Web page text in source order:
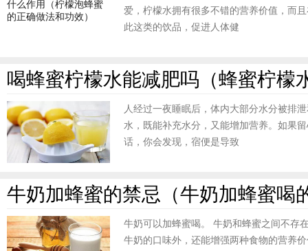
爱，柠檬水拥有很多不错的营养价值，而
此这类的饮品，促进人体健
喝蜂蜜柠檬水能减肥吗（蜂蜜柠檬
人经过一夜睡眠后，体内大部分水分被排
水，既能补充水分，又能增加营养。如果
话，你会发现，宿便是导致
牛奶加蜂蜜的禁忌（牛奶加蜂蜜喝
牛奶可以加蜂蜜喝。 牛奶和蜂蜜之间不存
牛奶的口味外，还能增强两种食物的营养